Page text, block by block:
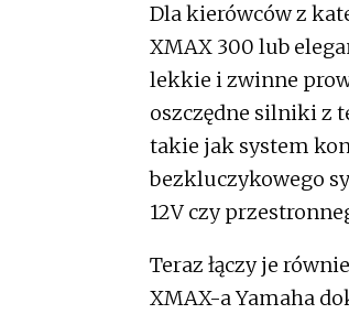
Dla kierówców z
XMAX 300 lub
lekkie i zwinne
oszczędne silniki z
takie jak system
bezkluczykowego
12V czy
Teraz łączy je
XMAX-a Yamaha